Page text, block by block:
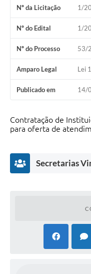
Nº da Licitação 1/
Nº do Edital 1/
Nº do Processo 53/
Amparo Legal Lei
Publicado em 14/
Contratação de
para oferta de
Secretarias